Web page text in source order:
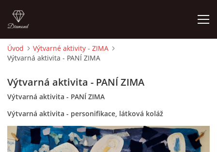
ÚVOD
O MĚ
FOTOALBUM
DĚJINY VÝTVARNÉHO UMĚNÍ
Úvod
Výtvarné aktivity - ZIMA
Výtvarná aktivita - PANÍ ZIMA
Výtvarná aktivita - PANÍ ZIMA
Výtvarná aktivita - PANÍ ZIMA
Výtvarná aktivita - personifikace, látková koláž